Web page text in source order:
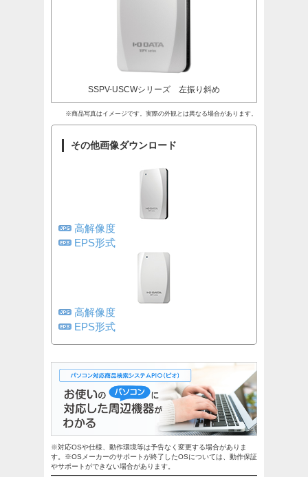
SSPV-USCWシリーズ 左振り斜め
※商品写真はイメージです。実際の外観とは異なる場合があります。
その他画像ダウンロード
高解像度
EPS形式
高解像度
EPS形式
※対応OSや仕様、動作環境等は予告なく変更する場合がありま
す。※OSメーカーのサポートが終了したOSについては、動作保証
やサポートができない場合があります。